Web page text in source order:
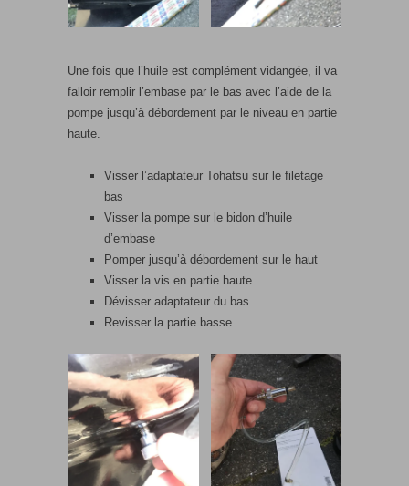
Une fois que l’huile est complément vidangée, il va
falloir remplir l’embase par le bas avec l’aide de la
pompe jusqu’à débordement par le niveau en partie
haute.
Visser l’adaptateur Tohatsu sur le filetage
bas
Visser la pompe sur le bidon d’huile
d’embase
Pomper jusqu’à débordement sur le haut
Visser la vis en partie haute
Dévisser adaptateur du bas
Revisser la partie basse